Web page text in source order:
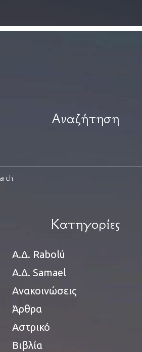
Αναζήτηση
Κατηγορίες
Α.Δ. Rabolú
Α.Δ. Samael
Ανακοινώσεις
Άρθρα
Αστρικό
Βιβλία